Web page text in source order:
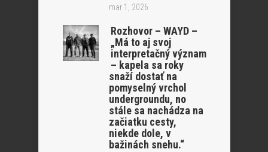
mar 1, 2026
Rozhovor – WAYD –
„Má to aj svoj
interpretačný význam
– kapela sa roky
snaží dostať na
pomyselný vrchol
undergroundu, no
stále sa nachádza na
začiatku cesty,
niekde dole, v
bažinách snehu.“